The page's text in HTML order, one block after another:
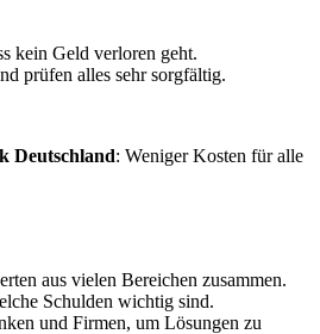
kein Geld verloren geht.
prüfen alles sehr sorgfältig.
Deutschland: Weniger Kosten für alle
aus vielen Bereichen zusammen.
Schulden wichtig sind.
und Firmen, um Lösungen zu